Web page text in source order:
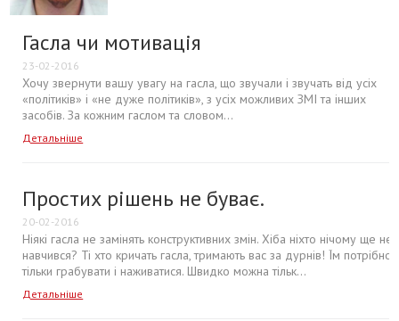
Гасла чи мотивація
23-02-2016
Хочу звернути вашу увагу на гасла, що звучали і звучать від усіх
«політиків» і «не дуже політиків», з усіх можливих ЗМІ та інших
засобів. За кожним гаслом та словом...
Детальніше
Простих рішень не буває.
20-02-2016
Ніякі гасла не замінять конструктивних змін. Хіба ніхто нічому ще не
навчився? Ті хто кричать гасла, тримають вас за дурнів! Їм потрібно
тільки грабувати і наживатися. Швидко можна тільк...
Детальніше